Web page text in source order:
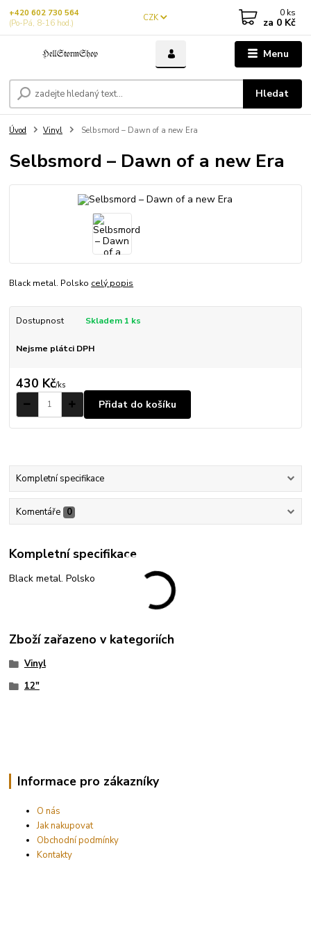
Menu
CZK
Hledat
+420 602 730 564
(Po-Pá, 8-16 hod.)
0 ks
za 0 Kč
Úvod Vinyl Selbsmord – Dawn of a new Era
Selbsmord – Dawn of a new Era
Black metal. Polsko celý popis
Dostupnost Skladem 1 ks
Nejsme plátci DPH
430 Kč/ks
Přidat do košíku
Kompletní specifikace
Komentáře 0
Kompletní specifikace
Black metal. Polsko
Zboží zařazeno v kategoriích
Vinyl
12"
Informace pro zákazníky
O nás
Jak nakupovat
Obchodní podmínky
Kontakty